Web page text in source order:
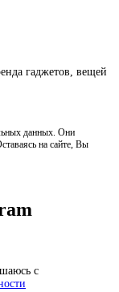
гаджетов, вещей
данных. Они
на сайте, Вы
с